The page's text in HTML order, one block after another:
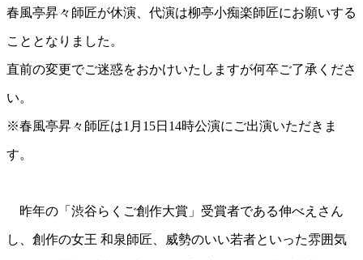
2015年10月
2015年08月
2015年07月
2015年06月
春風亭昇々師匠が休演、代演は柳亭小痴楽師匠にお願いする
こととなりました。
直前の変更でご迷惑をおかけいたしますが何卒ご了承くださ
い。
※春風亭昇々師匠は1月15日14時公演にご出演いただきま
す。
昨年の「渋谷らくご創作大賞」受賞者である伸べえさん
し、創作の女王 和泉師匠、威勢のいい若者といった雰囲気